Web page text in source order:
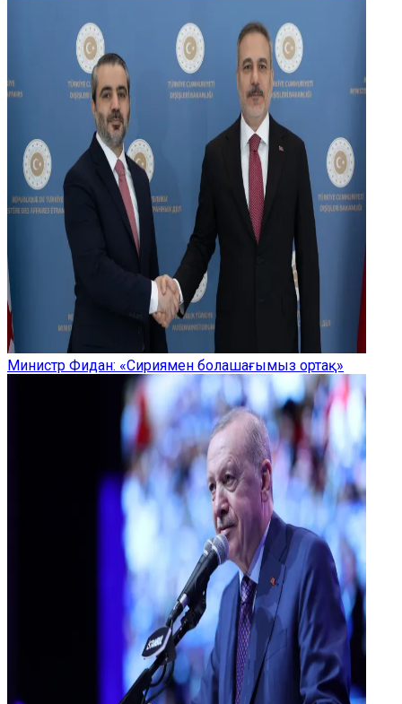
Министр Фидан: «Сириямен болашағымыз ортақ»